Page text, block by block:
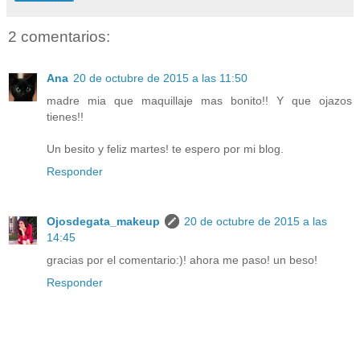
2 comentarios:
Ana 20 de octubre de 2015 a las 11:50
madre mia que maquillaje mas bonito!! Y que ojazos
tienes!!
Un besito y feliz martes! te espero por mi blog.
Responder
Ojosdegata_makeup
20 de octubre de 2015 a las
14:45
gracias por el comentario:)! ahora me paso! un beso!
Responder